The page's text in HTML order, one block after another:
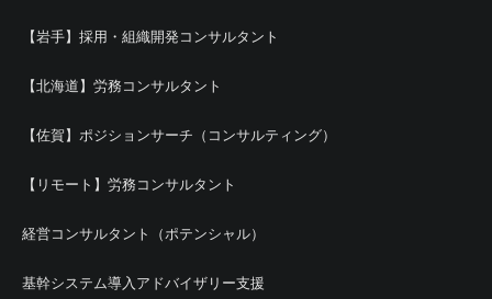
【岩手】採用・組織開発コンサルタント
【北海道】労務コンサルタント
【佐賀】ポジションサーチ（コンサルティング）
【リモート】労務コンサルタント
経営コンサルタント（ポテンシャル）
基幹システム導入アドバイザリー支援